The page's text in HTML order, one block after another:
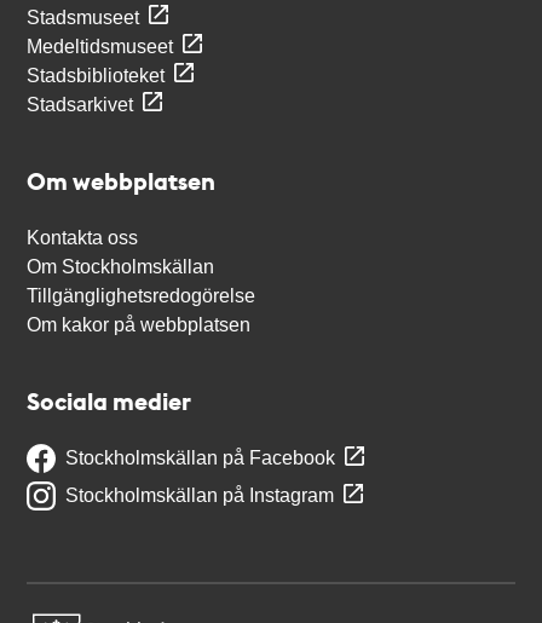
Stadsmuseet
Medeltidsmuseet
Stadsbiblioteket
Stadsarkivet
Om webbplatsen
Kontakta oss
Om Stockholmskällan
Tillgänglighetsredogörelse
Om kakor på webbplatsen
Sociala medier
Stockholmskällan på Facebook
Stockholmskällan på Instagram